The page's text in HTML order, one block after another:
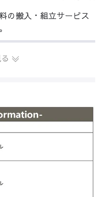
の搬入・組立サービス